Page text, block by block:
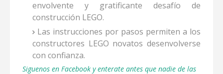
envolvente y gratificante desafío de
construcción LEGO.
Las instrucciones por pasos permiten a los
constructores LEGO novatos desenvolverse
con confianza.
Siguenos en Facebook y enterate antes que nadie de las